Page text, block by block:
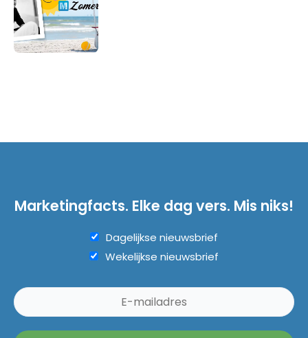
Marketingfacts. Elke dag vers. Mis niks!
Dagelijkse nieuwsbrief
Wekelijkse nieuwsbrief